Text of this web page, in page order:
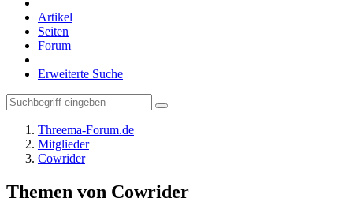
Artikel
Seiten
Forum
Erweiterte Suche
Threema-Forum.de
Mitglieder
Cowrider
Themen von Cowrider